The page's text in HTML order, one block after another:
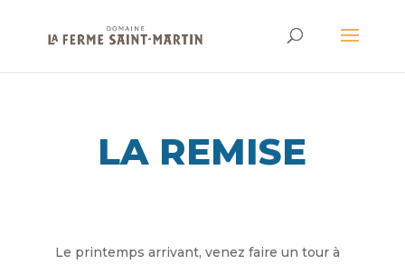
LA REMISE
Le printemps arrivant, venez faire un tour à